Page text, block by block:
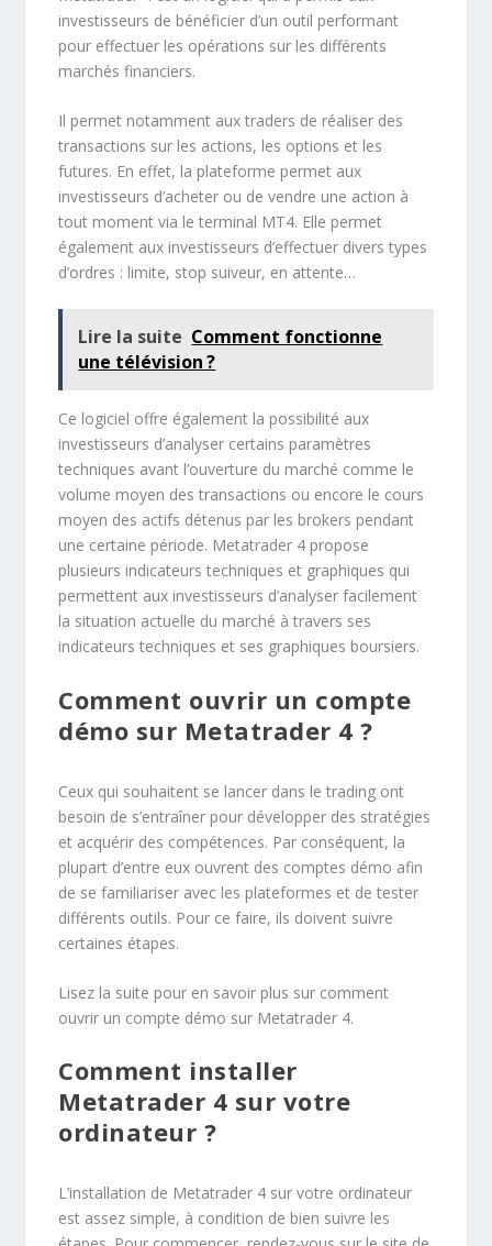
investisseurs de bénéficier d’un outil performant
pour effectuer les opérations sur les différents
marchés financiers.
Il permet notamment aux traders de réaliser des
transactions sur les actions, les options et les
futures. En effet, la plateforme permet aux
investisseurs d’acheter ou de vendre une action à
tout moment via le terminal MT4. Elle permet
également aux investisseurs d’effectuer divers types
d’ordres : limite, stop suiveur, en attente…
Lire la suite Comment fonctionne
une télévision ?
Ce logiciel offre également la possibilité aux
investisseurs d’analyser certains paramètres
techniques avant l’ouverture du marché comme le
volume moyen des transactions ou encore le cours
moyen des actifs détenus par les brokers pendant
une certaine période. Metatrader 4 propose
plusieurs indicateurs techniques et graphiques qui
permettent aux investisseurs d’analyser facilement
la situation actuelle du marché à travers ses
indicateurs techniques et ses graphiques boursiers.
Comment ouvrir un compte
démo sur Metatrader 4 ?
Ceux qui souhaitent se lancer dans le trading ont
besoin de s’entraîner pour développer des stratégies
et acquérir des compétences. Par conséquent, la
plupart d’entre eux ouvrent des comptes démo afin
de se familiariser avec les plateformes et de tester
différents outils. Pour ce faire, ils doivent suivre
certaines étapes.
Lisez la suite pour en savoir plus sur comment
ouvrir un compte démo sur Metatrader 4.
Comment installer
Metatrader 4 sur votre
ordinateur ?
L’installation de Metatrader 4 sur votre ordinateur
est assez simple, à condition de bien suivre les